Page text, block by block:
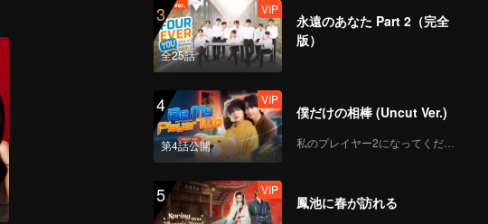
3
全25話
VIP
永遠のあなた Part 2（完全
版）
4
第4話公開
VIP
僕だけの相棒 (Uncut Ver.)
私のプレイヤー2になってください
5 VIP
鳳池に春が訪れる